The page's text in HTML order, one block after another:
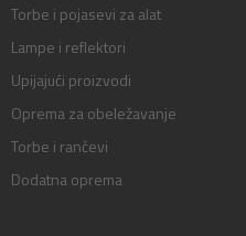
Torbe i pojasevi za alat
Lampe i reflektori
Upijajući proizvodi
Oprema za obeležavanje
Torbe i rančevi
Dodatna oprema